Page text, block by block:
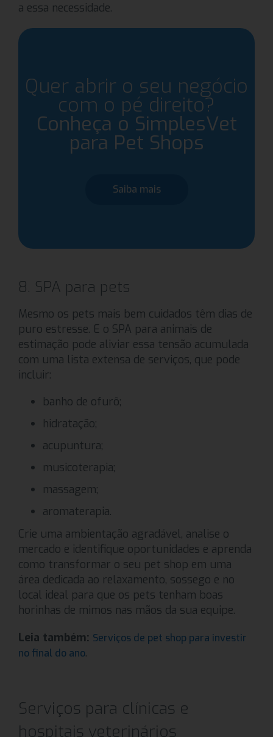
a essa necessidade.
Quer abrir o seu negócio
com o pé direito?
Conheça o SimplesVet
para Pet Shops
Saiba mais
8. SPA para pets
Mesmo os pets mais bem cuidados têm dias de
puro estresse. E o SPA para animais de
estimação pode aliviar essa tensão acumulada
com uma lista extensa de serviços, que pode
incluir:
banho de ofurô;
hidratação;
acupuntura;
musicoterapia;
massagem;
aromaterapia.
Crie uma ambientação agradável, analise o
mercado e identifique oportunidades e aprenda
como transformar o seu pet shop em uma
área dedicada ao relaxamento, sossego e no
local ideal para que os pets tenham boas
horinhas de mimos nas mãos da sua equipe.
Leia também: Serviços de pet shop para investir
no final do ano.
Serviços para clínicas e
hospitais veterinários